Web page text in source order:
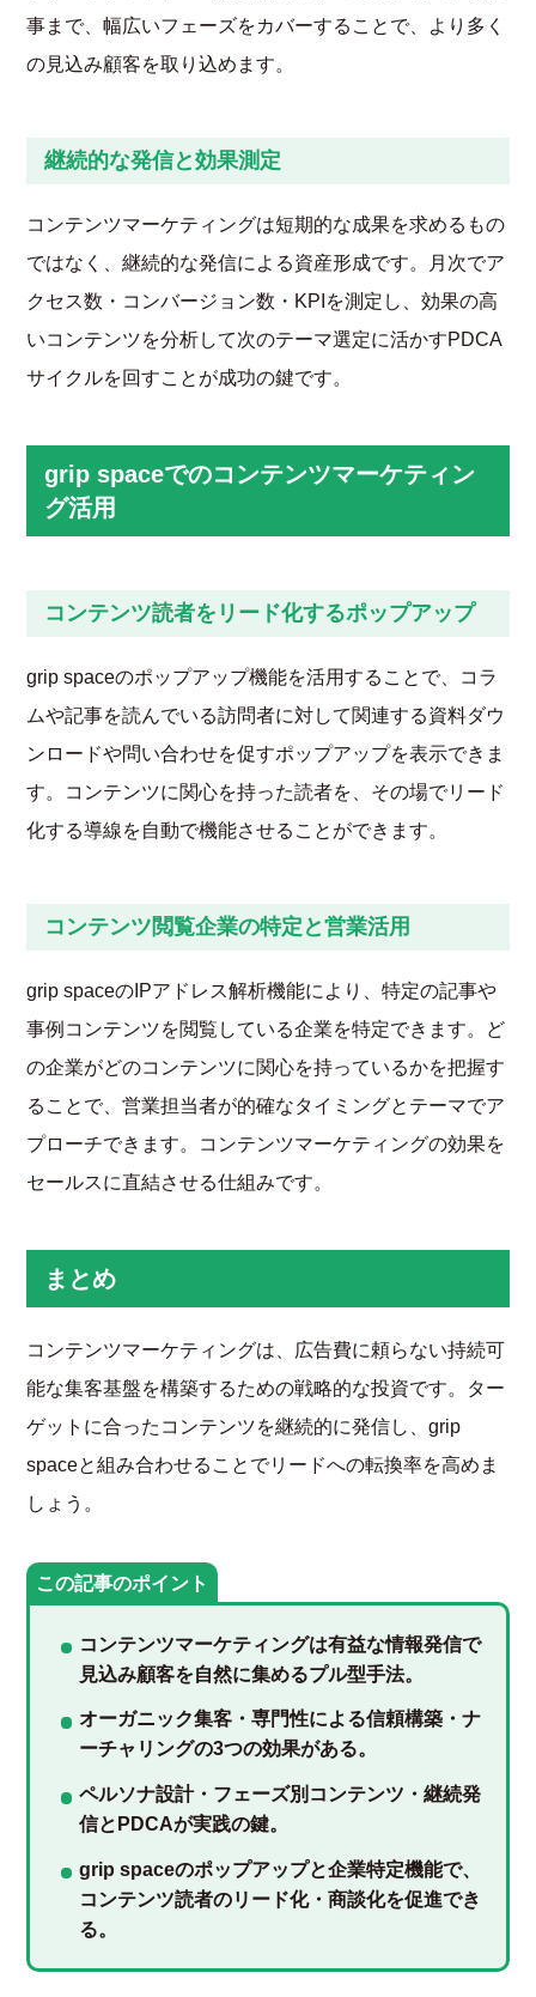
事まで、幅広いフェーズをカバーすることで、より多く
の見込み顧客を取り込めます。
継続的な発信と効果測定
コンテンツマーケティングは短期的な成果を求めるもの
ではなく、継続的な発信による資産形成です。月次でア
クセス数・コンバージョン数・KPIを測定し、効果の高
いコンテンツを分析して次のテーマ選定に活かすPDCA
サイクルを回すことが成功の鍵です。
grip spaceでのコンテンツマーケティン
グ活用
コンテンツ読者をリード化するポップアップ
grip spaceのポップアップ機能を活用することで、コラ
ムや記事を読んでいる訪問者に対して関連する資料ダウ
ンロードや問い合わせを促すポップアップを表示できま
す。コンテンツに関心を持った読者を、その場でリード
化する導線を自動で機能させることができます。
コンテンツ閲覧企業の特定と営業活用
grip spaceのIPアドレス解析機能により、特定の記事や
事例コンテンツを閲覧している企業を特定できます。ど
の企業がどのコンテンツに関心を持っているかを把握す
ることで、営業担当者が的確なタイミングとテーマでア
プローチできます。コンテンツマーケティングの効果を
セールスに直結させる仕組みです。
まとめ
コンテンツマーケティングは、広告費に頼らない持続可
能な集客基盤を構築するための戦略的な投資です。ター
ゲットに合ったコンテンツを継続的に発信し、grip
spaceと組み合わせることでリードへの転換率を高めま
しょう。
この記事のポイント
コンテンツマーケティングは有益な情報発信で
見込み顧客を自然に集めるプル型手法。
オーガニック集客・専門性による信頼構築・ナ
ーチャリングの3つの効果がある。
ペルソナ設計・フェーズ別コンテンツ・継続発
信とPDCAが実践の鍵。
grip spaceのポップアップと企業特定機能で、
コンテンツ読者のリード化・商談化を促進でき
る。